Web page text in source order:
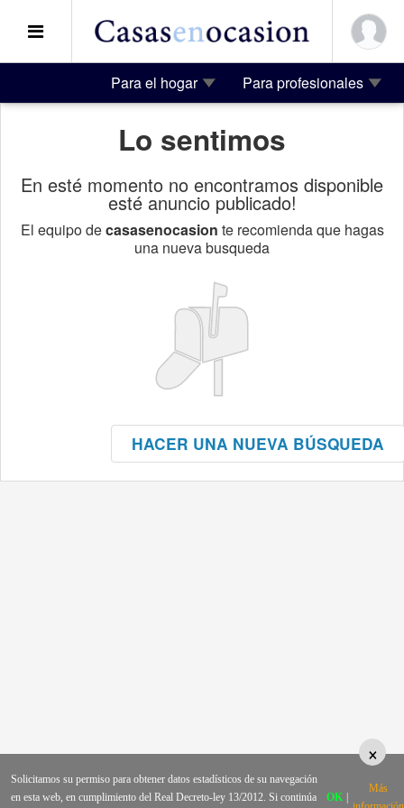
Para el hogar Para profesionales
Lo sentimos
En esté momento no encontramos disponible
esté anuncio publicado!
El equipo decasasenocasion te recomienda que hagas
una nueva busqueda
HACER UNA NUEVA BÚSQUEDA
×
Solicitamos su permiso para obtener datos estadísticos de su navegación
en esta web, en cumplimiento del Real Decreto-ley 13/2012. Si continúa
OK
Más